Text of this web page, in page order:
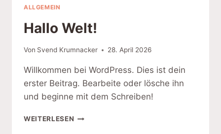
ALLGEMEIN
Hallo Welt!
Von Svend Krumnacker 28. April 2026
Willkommen bei WordPress. Dies ist dein
erster Beitrag. Bearbeite oder lösche ihn
und beginne mit dem Schreiben!
WEITERLESEN HALLO